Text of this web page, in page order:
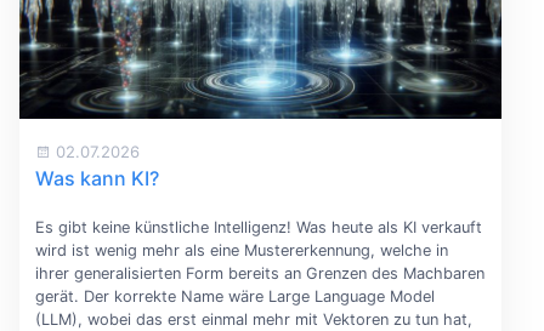
02.07.2026
Was kann KI?
Es gibt keine künstliche Intelligenz! Was heute als KI verkauft
wird ist wenig mehr als eine Mustererkennung, welche in
ihrer generalisierten Form bereits an Grenzen des Machbaren
gerät. Der korrekte Name wäre Large Language Model
(LLM), wobei das erst einmal mehr mit Vektoren zu tun hat,